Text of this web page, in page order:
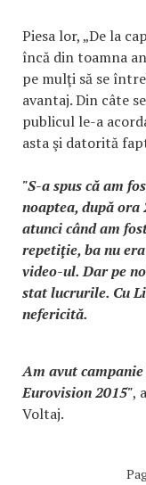
Piesa lor, „De la
încă din toamna
pe mulţi să se
avantaj. Din câte
publicul le-a
asta şi datorită
"S-a spus că am
noaptea, după
atunci când am
repetiţie, ba nu
video-ul. Dar pe
stat lucrurile. Cu
nefericită.
Am avut
Eurovision 2015",
Voltaj.